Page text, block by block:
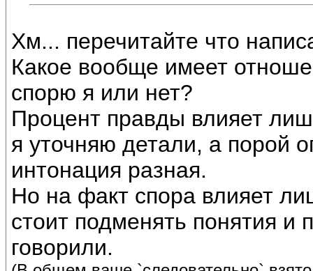
Хм... перечитайте что
Какое вообще имеет
спорю я или нет?
Процент правды влияет
я уточняю детали, а порой
интонация разная.
Но на факт спора влияет
стоит подменять понятия и
говорили.